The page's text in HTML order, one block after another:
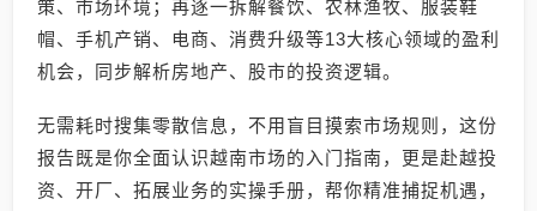
策、市场环境；再逐一拆解餐饮、农林渔牧、服装鞋
帽、手机产销、电商、消费升级等13大核心领域的盈利
机会，同步解析房地产、股市的投资逻辑。
无需耗时搜集零散信息，不用盲目摸索市场规则，这份
报告既是你全面认识越南市场的入门指南，更是赴越投
资、开厂、拓展业务的实操手册，帮你精准捕捉机遇，